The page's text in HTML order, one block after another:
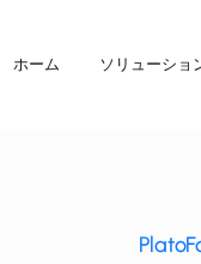
ホーム ソリューショ